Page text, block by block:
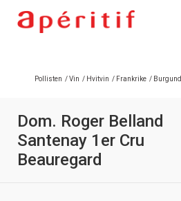
Pollisten /Vin / Hvitvin / Frankrike / Burgund
Dom. Roger Belland
Santenay 1er Cru
Beauregard